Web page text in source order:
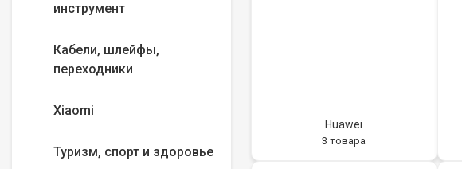
инструмент
Кабели, шлейфы,
переходники
Xiaomi
Туризм, спорт и здоровье
Huawei
3 товара